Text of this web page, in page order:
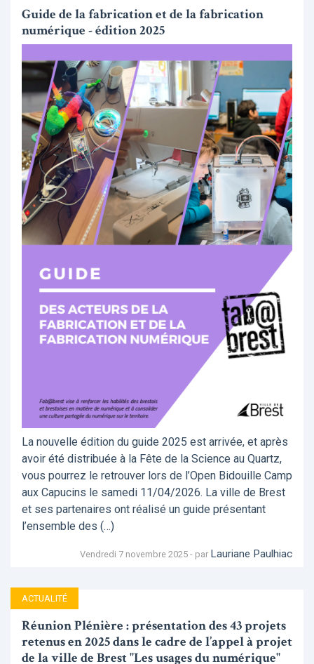
Guide de la fabrication et de la fabrication
numérique - édition 2025
La nouvelle édition du guide 2025 est arrivée, et après
avoir été distribuée à la Fête de la Science au Quartz,
vous pourrez le retrouver lors de l’Open Bidouille Camp
aux Capucins le samedi 11/04/2026. La ville de Brest
et ses partenaires ont réalisé un guide présentant
l’ensemble des (…)
Vendredi 7 novembre 2025 - par Lauriane Paulhiac
ACTUALITÉ
Réunion Plénière : présentation des 43 projets
retenus en 2025 dans le cadre de l’appel à projet
de la ville de Brest "Les usages du numérique"